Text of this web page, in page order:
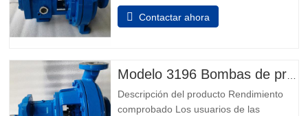
sellado de ingeniería Cámara de sello
patentada Taperbore™ PLUS BigBore™
condición a bordo Aisladores de
Diseño de cárnmido...
Contactar ahora
Modelo 3196 Bombas de proceso químico
Descripción del producto Rendimiento
comprobado Los usuarios de las